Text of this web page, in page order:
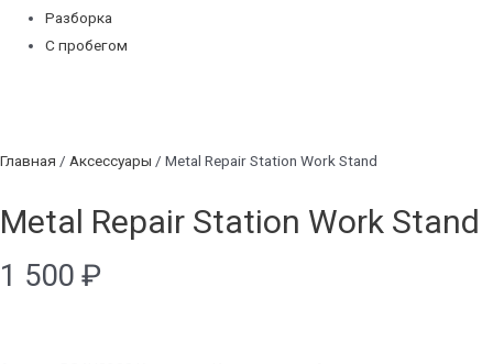
Разборка
С пробегом
Главная / Аксессуары / Metal Repair Station Work Stand
Metal Repair Station Work Stand
1 500 ₽